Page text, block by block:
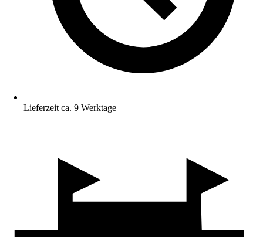
Lieferzeit ca. 9 Werktage